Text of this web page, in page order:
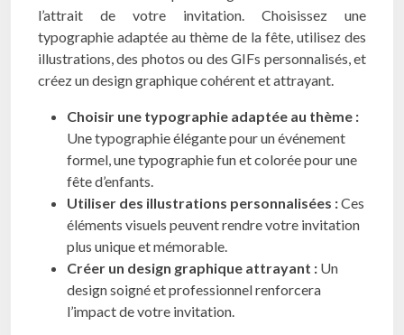
l’attrait de votre invitation. Choisissez une
typographie adaptée au thème de la fête, utilisez des
illustrations, des photos ou des GIFs personnalisés, et
créez un design graphique cohérent et attrayant.
Choisir une typographie adaptée au thème :
Une typographie élégante pour un événement
formel, une typographie fun et colorée pour une
fête d’enfants.
Utiliser des illustrations personnalisées :Ces
éléments visuels peuvent rendre votre invitation
plus unique et mémorable.
Créer un design graphique attrayant : Un
design soigné et professionnel renforcera
l’impact de votre invitation.